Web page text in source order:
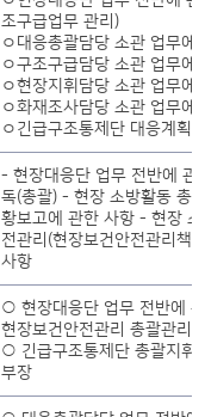
조구급업무 관리)
ㅇ대응총괄담당 소관 업무에
ㅇ구조구급담당 소관 업무에
ㅇ현장지휘담당 소관 업무에
ㅇ화재조사담당 소관 업무에
ㅇ긴급구조통제단 대응계획
- 현장대응단 업무 전반에
독(총괄) - 현장 소방활동 총
황보고에 관한 사항 - 현장
전관리(현장보건안전관리책
사항
○ 현장대응단 업무 전반에
현장보건안전관리 총괄관리
○ 긴급구조통제단 총괄지휘
부장